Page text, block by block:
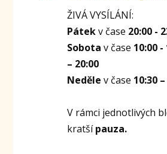
ŽIVÁ VYSÍLÁNÍ:
Pátekv čase 20:00 -
Sobotav čase 10:00 -
– 20:00
Nedělev čase 10:30
V rámci jednotlivých
kratšípauza.